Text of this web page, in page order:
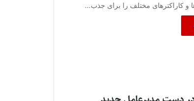
کاراکتر‌های مختلف را برای جذب…